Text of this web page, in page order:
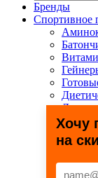
Бренды
Спортивное
Для
Хочу
на